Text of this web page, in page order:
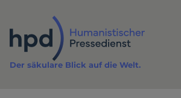
Inhalt
Der säkulare Blick auf die Welt.